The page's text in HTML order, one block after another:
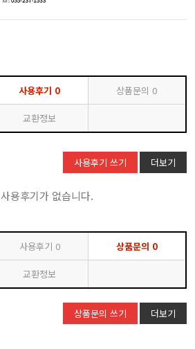
사용후기 0 상품문의 0
교환정보
사용후기 쓰기 더보기
사용후기가 없습니다.
사용후기 0 상품문의 0
교환정보
상품문의 쓰기 더보기